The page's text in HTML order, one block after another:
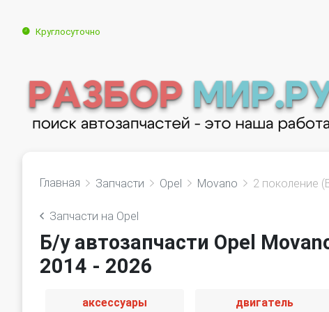
Круглосуточно
Главная Запчасти Opel Movano 2 поколение
Запчасти на Opel
Б/у автозапчасти Opel
2014 - 2026
аксессуары двигатель